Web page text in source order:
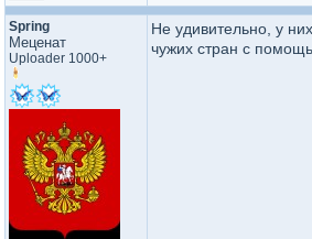
Spring
Меценат
Uploader 1000+
Не удивительно, у
чужих стран с